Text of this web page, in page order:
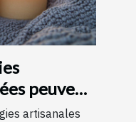
peuvent
artisanales